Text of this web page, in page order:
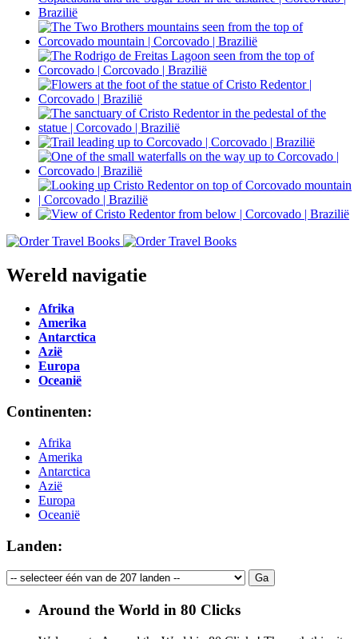
Wereld navigatie
Afrika
Amerika
Antarctica
Azië
Europa
Oceanië
Continenten:
Afrika
Amerika
Antarctica
Azië
Europa
Oceanië
Landen:
Around the World in 80 Clicks